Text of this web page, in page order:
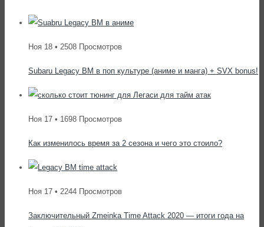
Ноя 18 • 2508 Просмотров
Subaru Legacy BM в поп культуре (аниме и манга) + SVX bonus!
Ноя 17 • 1698 Просмотров
Как изменилось время за 2 сезона и чего это стоило?
Ноя 17 • 2244 Просмотров
Заключительный Zmeinka Time Attack 2020 — итоги года на